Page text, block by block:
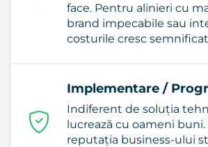
face. Pentru alinieri cu
brand impecabile sau
costurile cresc
Implementare /
Indiferent de soluția
lucrează cu oameni buni.
reputația business-ului